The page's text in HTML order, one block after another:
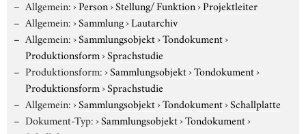
Allgemein:›Person›Stellung/ Funktion›Projektleiter
Allgemein:›Sammlung›Lautarchiv
Allgemein:›Sammlungsobjekt›Tondokument›
Produktionsform›Sprachstudie
Produktionsform:›Sammlungsobjekt›Tondokument›
Produktionsform›Sprachstudie
Allgemein:›Sammlungsobjekt›Tondokument›Schallplatte
Dokument-Typ:›Sammlungsobjekt›Tondokument›